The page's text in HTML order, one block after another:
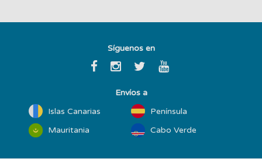
Síguenos en
Envíos a
Islas Canarias
Península
Mauritania
Cabo Verde